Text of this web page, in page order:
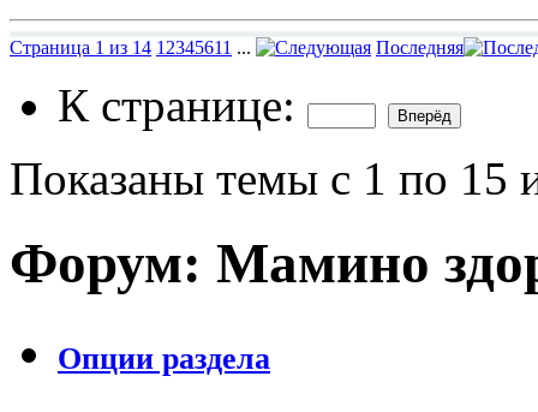
Страница 1 из 14 1 2345611 ... Последняя
К странице:
Показаны темы с 1 по 15
Форум: Мамино
Опции раздела